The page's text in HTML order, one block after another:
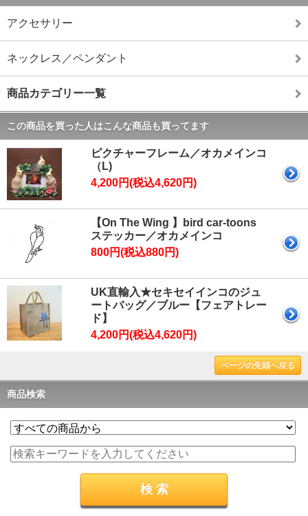
アクセサリー
ネックレス／ペンダント
商品カテゴリー一覧
この商品を買った人はこんな商品も買ってます
ピクチャーフレーム／オカメインコ
（L)
4,200円(税込4,620円)
【On The Wing 】bird car-toons
ステッカー／オカメインコ
800円(税込880円)
UK直輸入★セキセイインコのジュ
ートバッグ／ブルー【フェアトレー
ド】
4,200円(税込4,620円)
ページの先頭へ戻る
商品検索